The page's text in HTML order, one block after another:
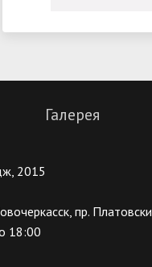
Галерея
2015
пр.
18:00